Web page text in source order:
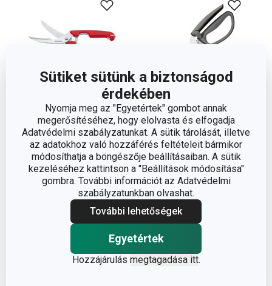
Sütiket sütünk a biztonságod
érdekében
Nyomja meg az "Egyetértek" gombot annak
megerősítéséhez, hogy elolvasta és elfogadja
Adatvédelmi szabályzatunkat. A sütik tárolását, illetve
az adatokhoz való hozzáférés feltételeit bármikor
módosíthatja a böngészője beállításaiban. A sütik
kezeléséhez kattintson a "Beállítások módosítása"
gombra. További információt az Adatvédelmi
szabályzatunkban olvashat.
További lehetőségek
Egyetértek
Hozzájárulás megtagadása itt.
PRESTO baromfiolló
25 cm
5 760 Ft
Elérhető a webáruházban
3 márkaboltban elérhető
Kosárba
-21 %
PRECIOSO baromfiolló
8 570 Ft
6 690 Ft
Elérhető a webáruházban
9 márkaboltban elérhető
Kosárba